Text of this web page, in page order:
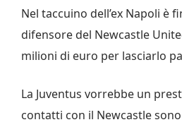
Nel taccuino dell’ex Napoli è
difensore del Newcastle
milioni di euro per lasciarlo
La Juventus vorrebbe un
contatti con il Newcastle